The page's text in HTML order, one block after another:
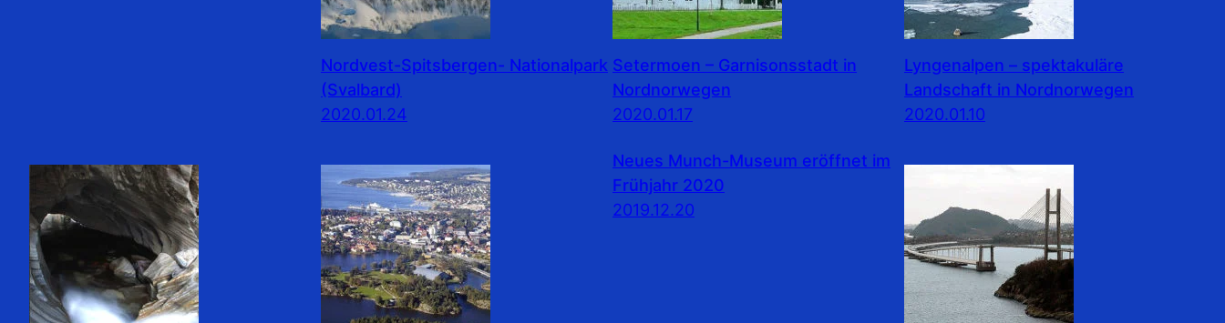
Nordvest-Spitsbergen- Nationalpark
(Svalbard)
2020.01.24
Setermoen – Garnisonsstadt in
Nordnorwegen
2020.01.17
Lyngenalpen – spektakuläre
Landschaft in Nordnorwegen
2020.01.10
Neues Munch-Museum eröffnet im
Frühjahr 2020
2019.12.20